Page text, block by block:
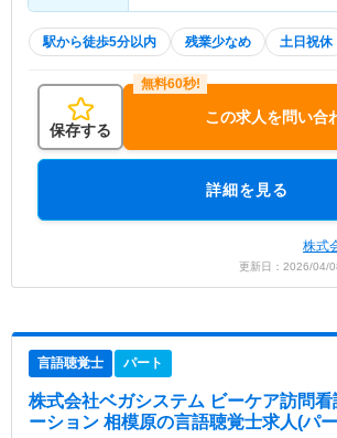
駅から徒歩5分以内 残業少なめ 土日祝休
保存する
この求人を問い合
詳細を見る
株式
更新日：2026/
言語聴覚士 パート
株式会社ベガシステム ビーケア訪問
ーション 相模原の言語聴覚士求人(パ